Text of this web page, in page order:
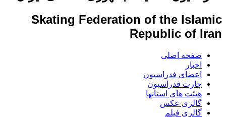
Skating Federation of the Islamic
Republic of Iran
صفحه اصلی
اخبار
اعضای فدراسیون
چارت فدراسیون
هیئت های استانها
گالری عکس
گالری فیلم